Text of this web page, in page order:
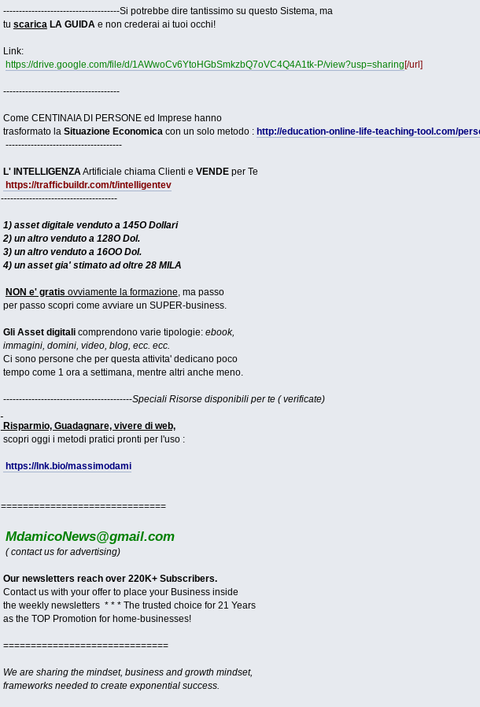
-------------------------------------Si potrebbe dire tantissimo su questo Sistema, ma
tu scaricaLA GUIDAe non crederai ai tuoi occhi!
Link:
https://drive.google.com/file/d/1AWwoCv6YtoHGbSmkzbQ7oVC4Q4A1tk-P/view?usp=sharing[/url]
-------------------------------------
Come CENTINAIA DI PERSONE ed Imprese hanno
trasformato la Situazione Economicacon un solo metodo : http://education-online-life-teaching-tool.com/
-------------------------------------
L' INTELLIGENZAArtificiale chiama Clienti e VENDEper Te
https://trafficbuildr.com/t/intelligentev
-------------------------------------
1) asset digitale venduto a 145O Dollari
2) un altro venduto a 128O Dol.
3) un altro venduto a 16OO Dol.
4) un asset gia' stimato ad oltre 28 MILA
NON e' gratis ovviamente la formazione, ma passo
per passo scopri come avviare un SUPER-business.
Gli Asset digitalicomprendono varie tipologie: ebook,
immagini, domini, video, blog, ecc. ecc.
Ci sono persone che per questa attivita' dedicano poco
tempo come 1 ora a settimana, mentre altri anche meno.
-----------------------------------------Speciali Risorse disponibili per te ( verificate)
Risparmio, Guadagnare, vivere di web,
scopri oggi i metodi pratici pronti per l'uso :
https://lnk.bio/massimodami
==============================
MdamicoNews@gmail.com
( contact us for advertising)
Our newsletters reach over 220K+ Subscribers.
Contact us with your offer to place your Business inside
the weekly newsletters * * * The trusted choice for 21 Years
as the TOP Promotion for home-businesses!
==============================
We are sharing the mindset, business and growth mindset,
frameworks needed to create exponential success.